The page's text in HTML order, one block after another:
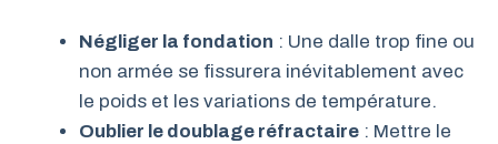
Négliger la fondation : Une dalle trop fine ou
non armée se fissurera inévitablement avec
le poids et les variations de température.
Oublier le doublage réfractaire : Mettre le